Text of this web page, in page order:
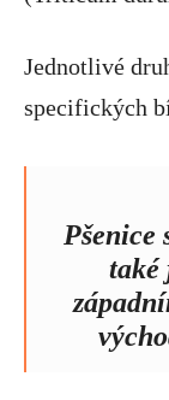
Jednotlivé
specifických
Pšenice
také